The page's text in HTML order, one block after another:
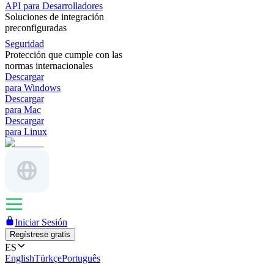
API para Desarrolladores
Soluciones de integración
preconfiguradas
Seguridad
Protección que cumple con las
normas internacionales
Descargar
para Windows
Descargar
para Mac
Descargar
para Linux
Iniciar Sesión
Regístrese gratis
ES
EnglishTürkçePortuguês